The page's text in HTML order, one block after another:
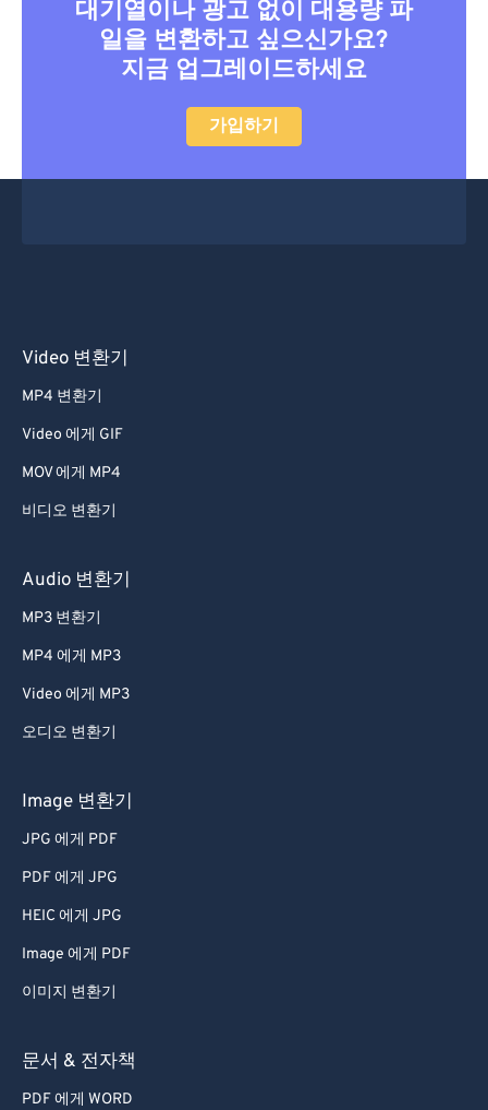
대기열이나 광고 없이 대용량 파
일을 변환하고 싶으신가요?
지금 업그레이드하세요
가입하기
Video 변환기
MP4 변환기
Video 에게 GIF
MOV 에게 MP4
비디오 변환기
Audio 변환기
MP3 변환기
MP4 에게 MP3
Video 에게 MP3
오디오 변환기
Image 변환기
JPG 에게 PDF
PDF 에게 JPG
HEIC 에게 JPG
Image 에게 PDF
이미지 변환기
문서 & 전자책
PDF 에게 WORD